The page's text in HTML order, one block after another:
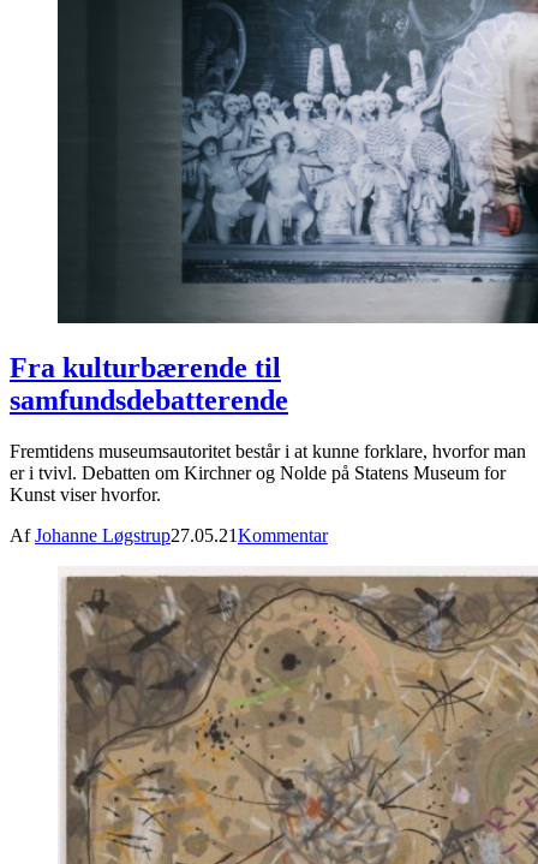
Fra kulturbærende til
samfundsdebatterende
Fremtidens museumsautoritet består i at kunne forklare, hvorfor man
er i tvivl. Debatten om Kirchner og Nolde på Statens Museum for
Kunst viser hvorfor.
AfJohanne Løgstrup27.05.21Kommentar